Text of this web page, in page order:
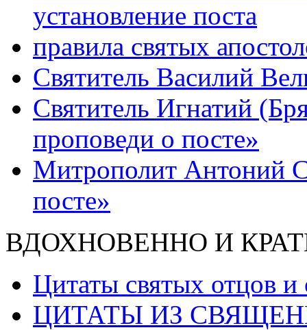
установление поста
правила святых
Святитель Василий
Святитель Игнатий
проповеди о посте»
Митрополит Антоний
посте»
ВДОХНОВЕННО И
Цитаты святых отцов
ЦИТАТЫ ИЗ